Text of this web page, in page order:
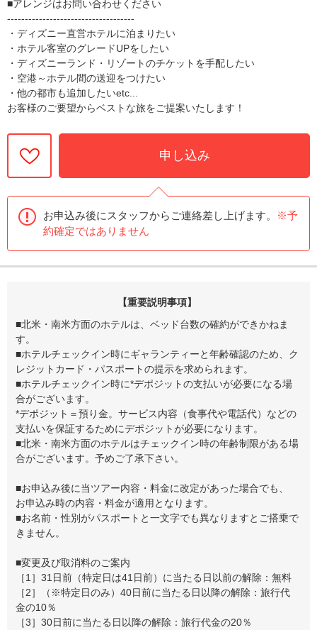
■アレンジはお問い合わせください
------------------------------------
・ディズニー直営ホテルに泊まりたい
・ホテル客室のグレードUPをしたい
・ディズニーランド・リゾートのチケットを手配したい
・空港～ホテル間の送迎をつけたい
・他の都市も追加したいetc...
お客様のご要望からベストな旅をご提案いたします！
申し込み
お申込み後にスタッフからご連絡差し上げます。
※予
約確定ではありません
【重要説明事項】
■北米・南米方面のホテルは、ベッド台数の確約ができかねま
す。
■ホテルチェックイン時にギャランティーと年齢確認のため、ク
レジットカード・パスポートの提示を求められます。
■ホテルチェックイン時に*デポジットの支払いが必要になる場
合がございます。
*デポジット＝預り金。サービス内容（食事代や電話代）などの
支払いを保証するためにデポジットが必要になります。
■北米・南米方面のホテルはチェックイン時の年齢制限がある場
合がございます。予めご了承下さい。
■お申込み後に当ツアー内容・料金に改定があった場合でも、
お申込み時の内容・料金が適用となります。
■お名前・性別がパスポートと一文字でも異なりますとご搭乗で
きません。
■変更及び取消料のご案内
［1］31日前（特定日は41日前）に当たる日以前の解除：無料
［2］（※特定日のみ）40日前に当たる日以降の解除：旅行代
金の10％
［3］30日前に当たる日以降の解除：旅行代金の20％